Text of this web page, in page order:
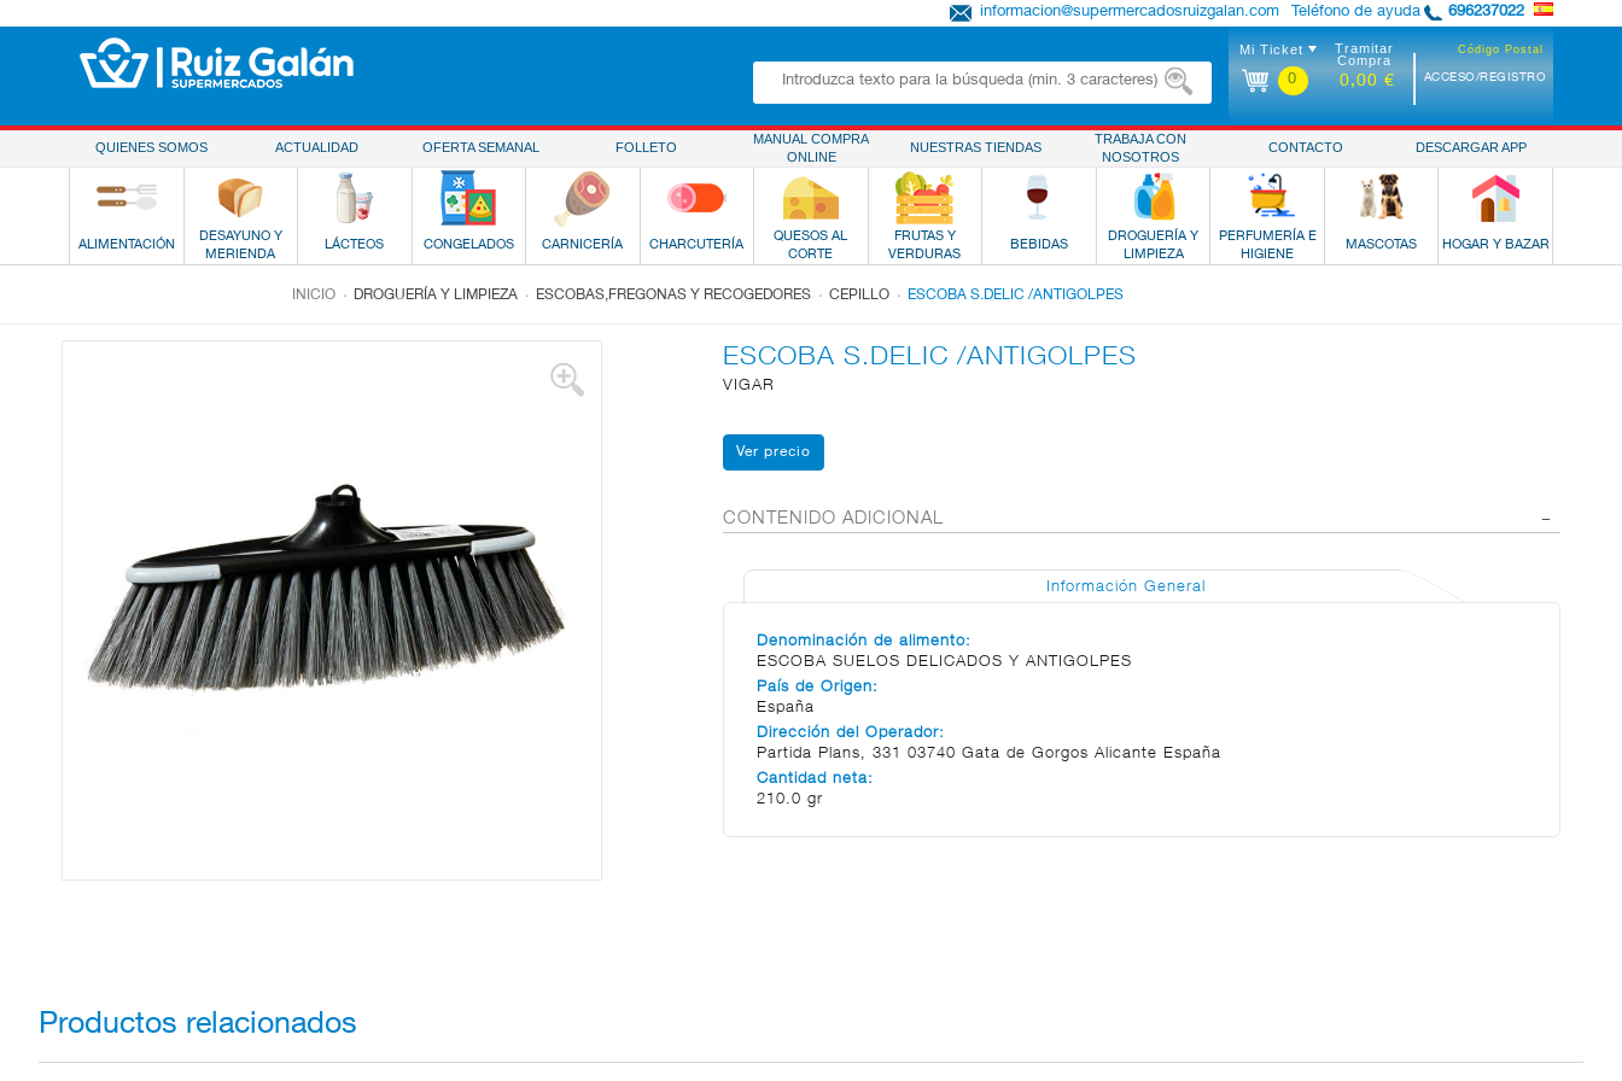
Teléfono de ayuda 696237022
informacion@supermercadosruizgalan.com
Código Postal
ACCESO/REGISTRO
Mi Ticket
0
Tramitar
Compra
0,00 €
QUIENES SOMOS ACTUALIDAD OFERTA SEMANAL FOLLETO
MANUAL COMPRA
ONLINE
NUESTRAS TIENDAS
TRABAJA CON
NOSOTROS
CONTACTO DESCARGAR APP
ALIMENTACIÓN
DESAYUNO Y
MERIENDA
LÁCTEOS CONGELADOS CARNICERÍA CHARCUTERÍA
QUESOS AL
CORTE
FRUTAS Y
VERDURAS
BEBIDAS
DROGUERÍA Y
LIMPIEZA
PERFUMERÍA E
HIGIENE
MASCOTAS HOGAR Y BAZAR
INICIO . DROGUERÍA Y LIMPIEZA . ESCOBAS,FREGONAS Y RECOGEDORES . CEPILLO . ESCOBA S.DELIC /ANTIGOLPES
ESCOBA S.DELIC /ANTIGOLPES
VIGAR
CONTENIDO ADICIONAL
Información General
Denominación de alimento:
ESCOBA SUELOS DELICADOS Y ANTIGOLPES
País de Origen:
España
Dirección del Operador:
Partida Plans, 331 03740 Gata de Gorgos Alicante España
Cantidad neta:
210.0 gr
Productos relacionados